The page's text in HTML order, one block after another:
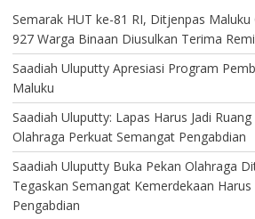
Semarak HUT ke-81 RI, Ditjenpas Maluku
927 Warga Binaan Diusulkan Terima
Saadiah Uluputty Apresiasi Program
Maluku
Saadiah Uluputty: Lapas Harus Jadi
Olahraga Perkuat Semangat Pengabdian
Saadiah Uluputty Buka Pekan Olahraga
Tegaskan Semangat Kemerdekaan
Pengabdian